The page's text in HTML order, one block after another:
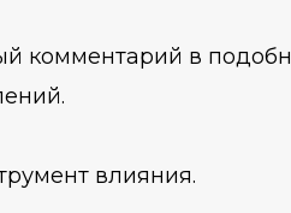
комментарий в
влияния.